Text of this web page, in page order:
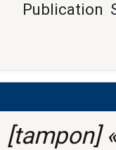
Publication
[tampon]